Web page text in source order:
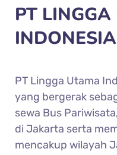
PT
INDONESIA
PT Lingga Utama
yang bergerak
sewa Bus
di Jakarta serta
mencakup wilayah